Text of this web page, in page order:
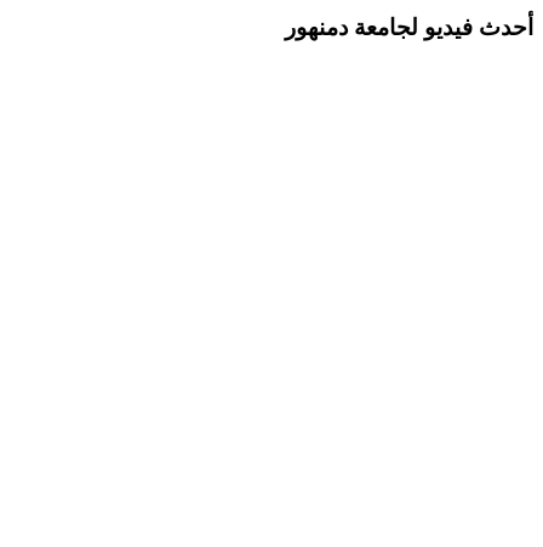
أحدث فيديو لجامعة دمنهور